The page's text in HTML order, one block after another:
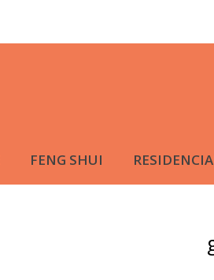
FENG SHUI